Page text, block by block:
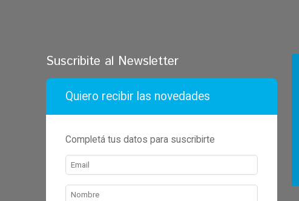
Suscribite al Newsletter
Quiero recibir las novedades
Completá tus datos para suscribirte